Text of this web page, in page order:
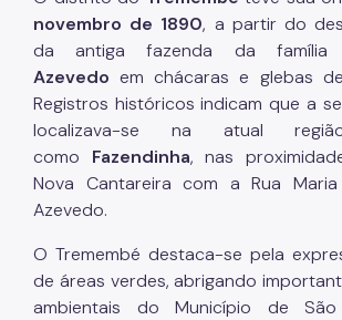
novembro de 1890, a partir do
da antiga fazenda da família
Azevedo em chácaras e glebas
Registros históricos indicam que a
localizava-se na atual
como Fazendinha, nas
Nova Cantareira com a Rua
Azevedo.
O Tremembé destaca-se pela
de áreas verdes, abrigando
ambientais do Município de